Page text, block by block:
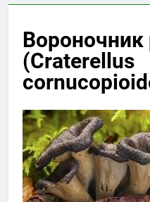
(Craterellus